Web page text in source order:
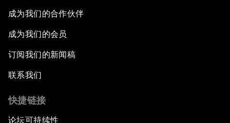
成为我们的合作伙伴
成为我们的会员
订阅我们的新闻稿
联系我们
快捷链接
论坛可持续性